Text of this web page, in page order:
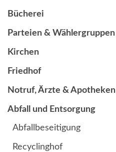
Bücherei
Parteien & Wählergruppen
Kirchen
Friedhof
Notruf, Ärzte & Apotheken
Abfall und Entsorgung
Abfallbeseitigung
Recyclinghof